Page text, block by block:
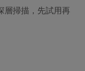
層掃描，先試用再